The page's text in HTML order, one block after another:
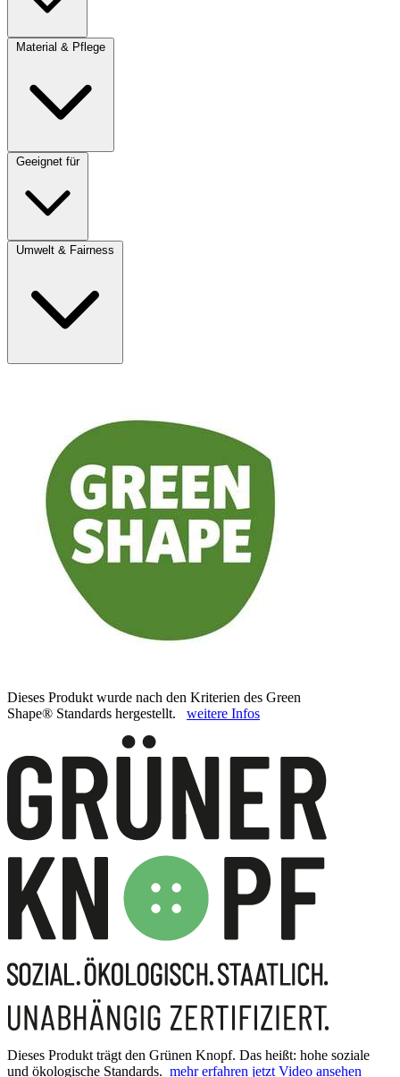
Material & Pflege
Geeignet für
Umwelt & Fairness
Dieses Produkt wurde nach den Kriterien des Green
Shape® Standards hergestellt. weitere Infos
Dieses Produkt trägt den Grünen Knopf. Das heißt: hohe soziale
und ökologische Standards. mehr erfahren jetzt Video ansehen